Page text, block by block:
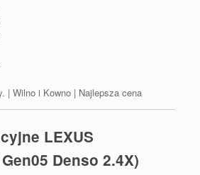
| Wilno i Kowno | Najlepsza cena
LEXUS
Denso 2.4X)